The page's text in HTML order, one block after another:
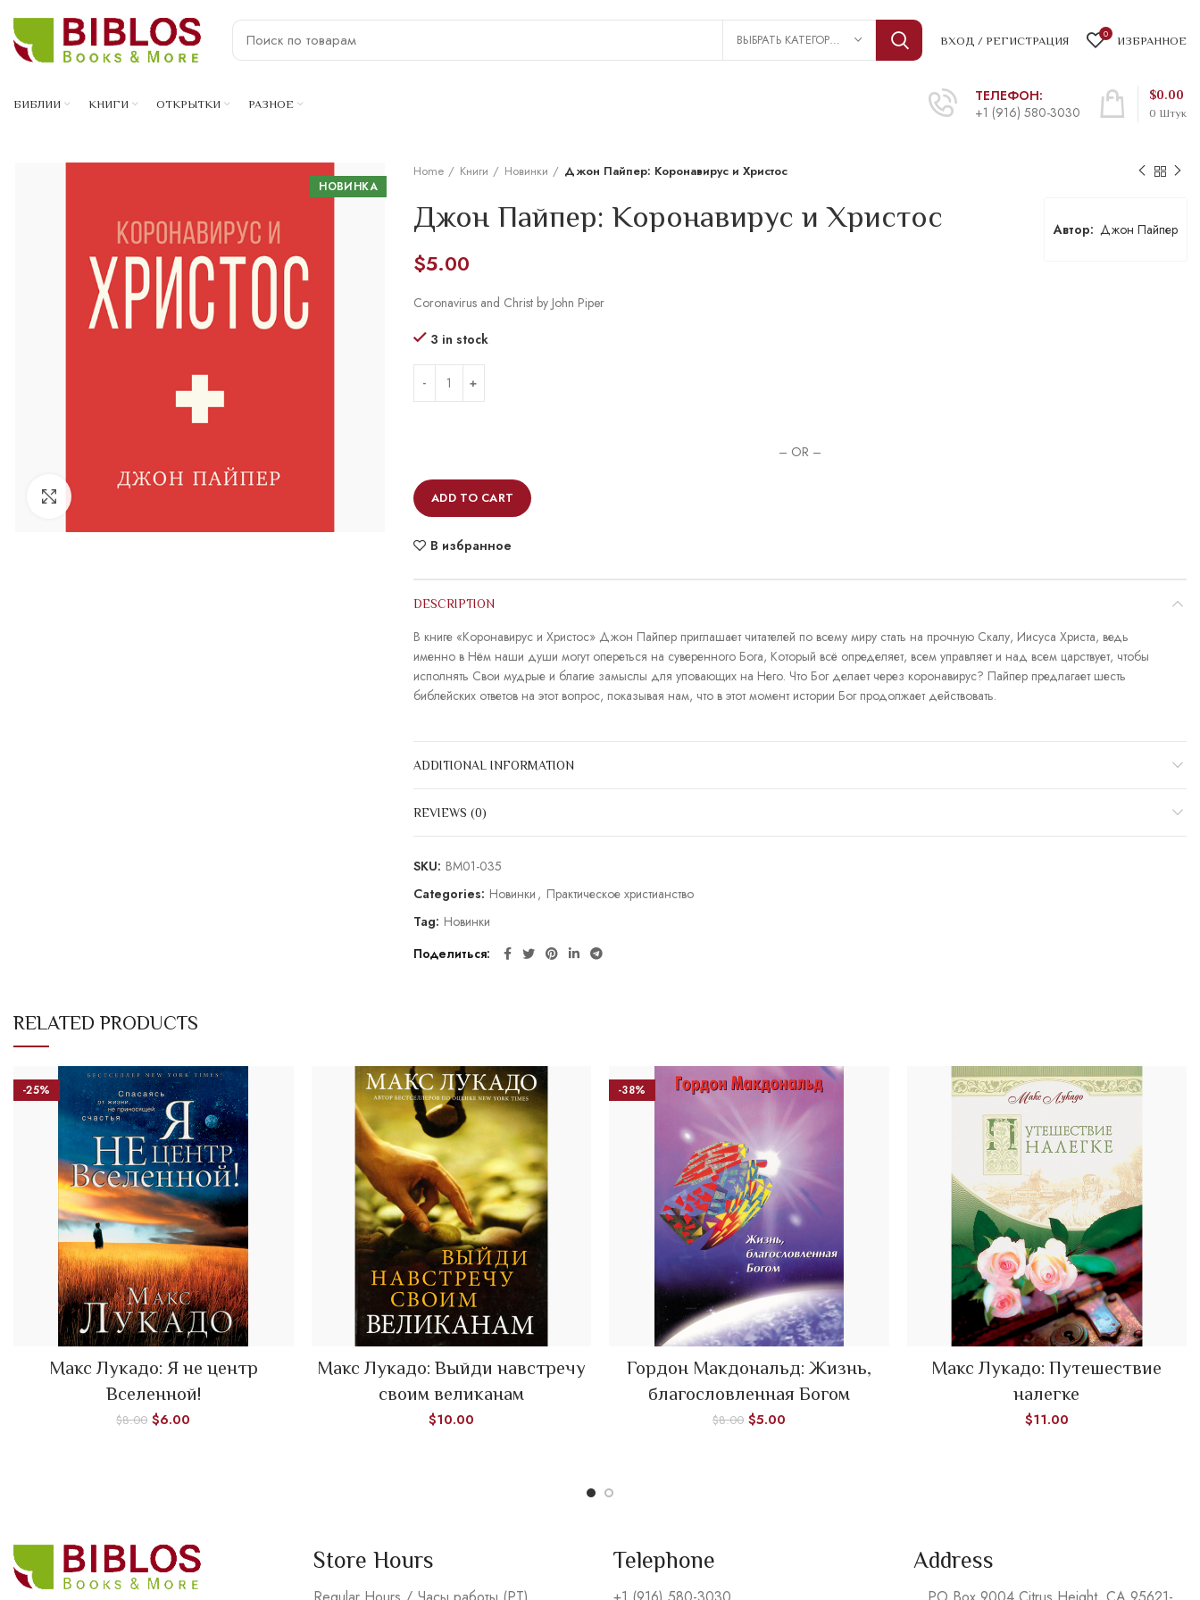
ВЫБРАТЬ КАТЕГОРИЮ ВХОД / РЕГИСТРАЦИЯ 0 ИЗБРАННОЕ
БИБЛИИ КНИГИ ОТКРЫТКИ РАЗНОЕ
ТЕЛЕФОН:
+1 (916) 580-3030
0 Штук
$0.00
НОВИНКА
Home Книги Новинки Джон Пайпер: Коронавирус и Христос
Джон Пайпер
Джон Пайпер: Коронавирус и Христос
$5.00
Coronavirus and Christ by John Piper
3 in stock
– OR –
ADD TO CART
В избранное
DESCRIPTION
В книге «Коронавирус и Христос» Джон Пайпер приглашает читателей по всему миру стать на прочную Скалу, Иисуса Христа, ведь
именно в Нём наши души могут опереться на суверенного Бога, Который всё определяет, всем управляет и над всем царствует, чтобы
исполнять Свои мудрые и благие замыслы для уповающих на Него. Что Бог делает через коронавирус? Пайпер предлагает шесть
библейских ответов на этот вопрос, показывая нам, что в этот момент истории Бог продолжает действовать.
ADDITIONAL INFORMATION
REVIEWS (0)
SKU: BM01-035
Categories: Новинки , Практическое христианство
Tag: Новинки
Поделиться
RELATED PRODUCTS
-25%
ADD TO CART
Макс Лукадо: Я не центр
Вселенной!
$8.00 $6.00
ADD TO CART
Макс Лукадо: Выйди навстречу
своим великанам
$10.00
-38%
ADD TO CART
Гордон Макдональд: Жизнь,
благословленная Богом
$8.00 $5.00
ADD TO CART
Макс Лукадо: Путешествие
налегке
$11.00
Store Hours Telephone Address